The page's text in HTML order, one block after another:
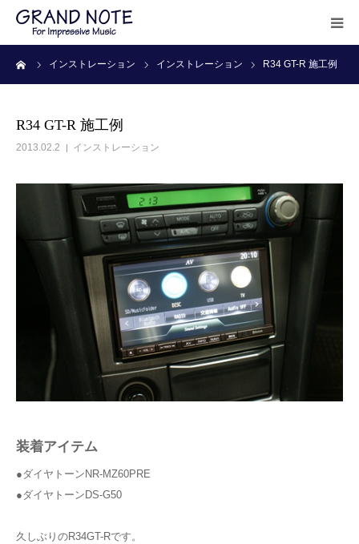
インストレーション インストレーション R34 GT-R 施工例
R34 GT-R 施工例
2013.02.2 インストレーション
装着アイテム
●ダイヤトーンNR-MZ60PRE
●ダイヤトーンDS-G50
久しぶりのR34GT-Rです。
HOME
PRICE
ACCESS
CONTACT